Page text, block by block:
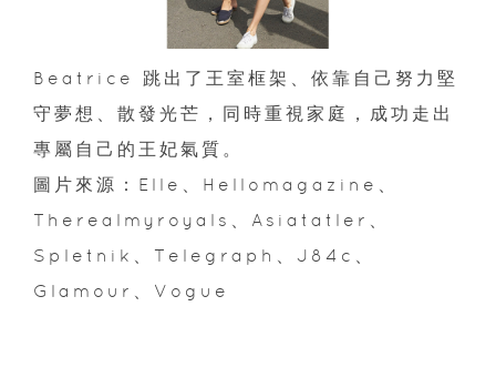
Beatrice 跳出了王室框架、依靠自己努力堅
守夢想、散發光芒，同時重視家庭，成功走出
專屬自己的王妃氣質。
圖片來源：Elle、Hellomagazine、
Therealmyroyals、Asiatatler、
Spletnik、Telegraph、J84c、
Glamour、Vogue